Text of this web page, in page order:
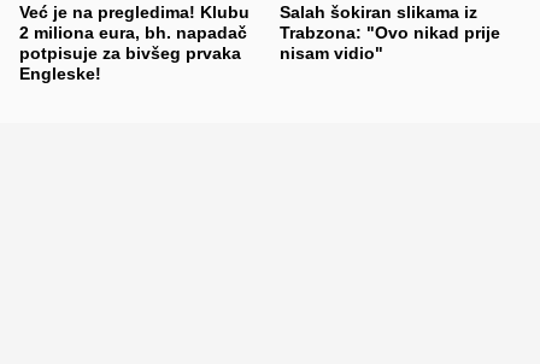
Već je na pregledima! Klubu
2 miliona eura, bh. napadač
potpisuje za bivšeg prvaka
Engleske!
Salah šokiran slikama iz
Trabzona: "Ovo nikad prije
nisam vidio"